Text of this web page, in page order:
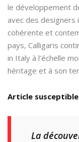
le développement
avec des designers
cohérente et
pays, Calligaris
in Italy à l’échelle
héritage et à son
Article
La